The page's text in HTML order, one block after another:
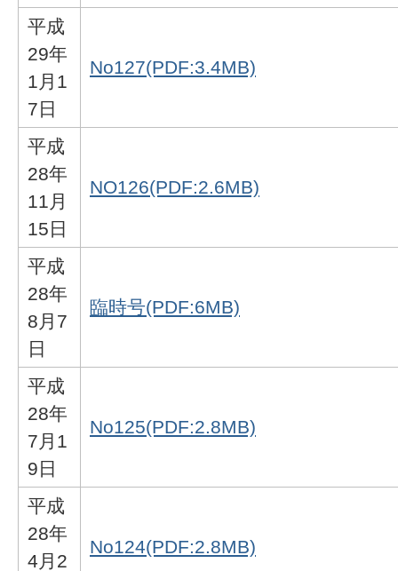
平成
29年
1月1
7日
No127(PDF:3.4MB)
平成
28年
11月
15日
NO126(PDF:2.6MB)
平成
28年
8月7
日
臨時号(PDF:6MB)
平成
28年
7月1
9日
No125(PDF:2.8MB)
平成
28年
4月2
No124(PDF:2.8MB)